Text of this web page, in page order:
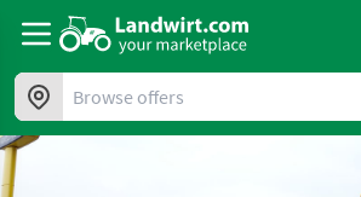
Browse offers